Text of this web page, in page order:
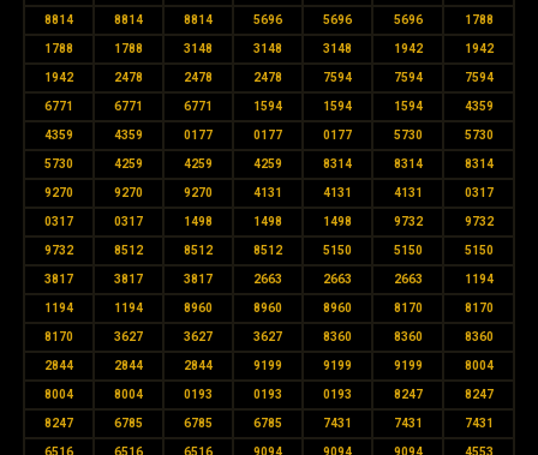
8814 8814 8814 5696 5696 5696 1788
1788 1788 3148 3148 3148 1942 1942
1942 2478 2478 2478 7594 7594 7594
6771 6771 6771 1594 1594 1594 4359
4359 4359 0177 0177 0177 5730 5730
5730 4259 4259 4259 8314 8314 8314
9270 9270 9270 4131 4131 4131 0317
0317 0317 1498 1498 1498 9732 9732
9732 8512 8512 8512 5150 5150 5150
3817 3817 3817 2663 2663 2663 1194
1194 1194 8960 8960 8960 8170 8170
8170 3627 3627 3627 8360 8360 8360
2844 2844 2844 9199 9199 9199 8004
8004 8004 0193 0193 0193 8247 8247
8247 6785 6785 6785 7431 7431 7431
6516 6516 6516 9094 9094 9094 4553